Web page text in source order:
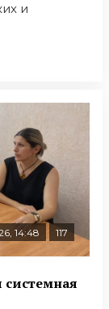
и
14:48 117
системная